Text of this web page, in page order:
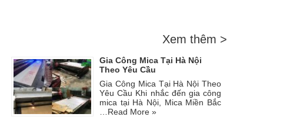
Xem thêm >
Gia Công Mica Tại Hà Nội
Theo Yêu Cầu
Gia Công Mica Tại Hà Nội Theo
Yêu Cầu Khi nhắc đến gia công
mica tại Hà Nội, Mica Miền Bắc
Read More »